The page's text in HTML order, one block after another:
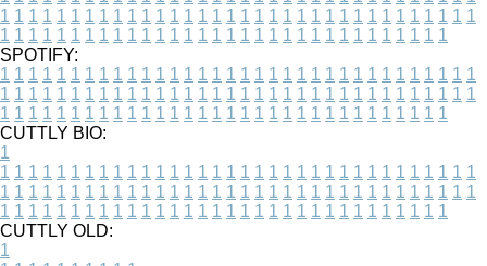
1 1 1 1 1 1 1 1 1 1 1 1 1 1 1 1 1 1 1 1 1 1 1 1 1 1 1 1 1 1 1 1 1 1
1 1 1 1 1 1 1 1 1 1 1 1 1 1 1 1 1 1 1 1 1 1 1 1 1 1 1 1 1 1 1 1
SPOTIFY:
1 1 1 1 1 1 1 1 1 1 1 1 1 1 1 1 1 1 1 1 1 1 1 1 1 1 1 1 1 1 1 1 1 1
1 1 1 1 1 1 1 1 1 1 1 1 1 1 1 1 1 1 1 1 1 1 1 1 1 1 1 1 1 1 1 1 1 1
1 1 1 1 1 1 1 1 1 1 1 1 1 1 1 1 1 1 1 1 1 1 1 1 1 1 1 1 1 1 1 1
CUTTLY BIO:
1
1 1 1 1 1 1 1 1 1 1 1 1 1 1 1 1 1 1 1 1 1 1 1 1 1 1 1 1 1 1 1 1 1 1
1 1 1 1 1 1 1 1 1 1 1 1 1 1 1 1 1 1 1 1 1 1 1 1 1 1 1 1 1 1 1 1 1 1
1 1 1 1 1 1 1 1 1 1 1 1 1 1 1 1 1 1 1 1 1 1 1 1 1 1 1 1 1 1 1 1
CUTTLY OLD:
1